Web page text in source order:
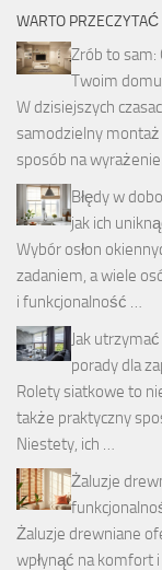
WARTO PRZECZYTAĆ
Zrób to
Twoim domu
W dzisiejszych
samodzielny
sposób na
Błędy w
jak ich
Wybór osłon
zadaniem, a wiele
i funkcjonalność …
Jak
porady dla
Rolety siatkowe to
także praktyczny
Niestety, ich …
Żaluzje
Żaluzje drewniane
wpłynąć na komfort